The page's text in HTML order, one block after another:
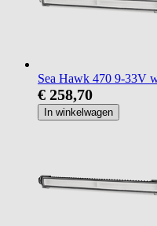
Sea Hawk 470 9-33V
€ 258,70
In winkelwagen